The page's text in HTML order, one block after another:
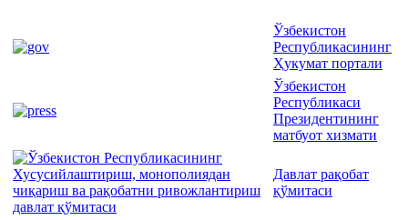
Ўзбекистон
Республикасининг
Ҳукумат портали
Ўзбекистон
Республикаси
Президентининг
матбуот хизмати
Давлат рақобат
қўмитаси